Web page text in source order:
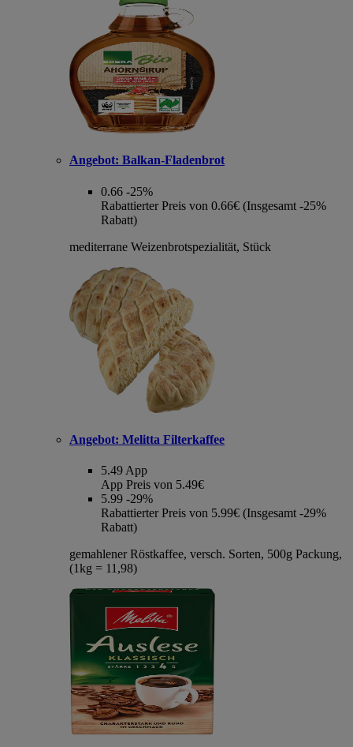
Angebot: Balkan-Fladenbrot
0.66 -25%
Rabattierter Preis von 0.66€ (Insgesamt -25%
Rabatt)
mediterrane Weizenbrotspezialität, Stück
Angebot: Melitta Filterkaffee
5.49 App
App Preis von 5.49€
5.99 -29%
Rabattierter Preis von 5.99€ (Insgesamt -29%
Rabatt)
gemahlener Röstkaffee, versch. Sorten, 500g Packung,
(1kg = 11,98)